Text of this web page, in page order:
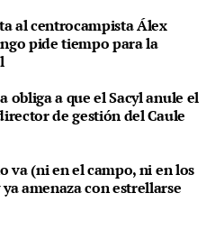
al centrocampista Álex
pide tiempo para la
obliga a que el Sacyl anule el
de gestión del Caule
va (ni en el campo, ni en los
amenaza con estrellarse